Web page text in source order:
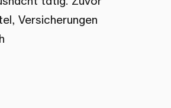
Versicherungen